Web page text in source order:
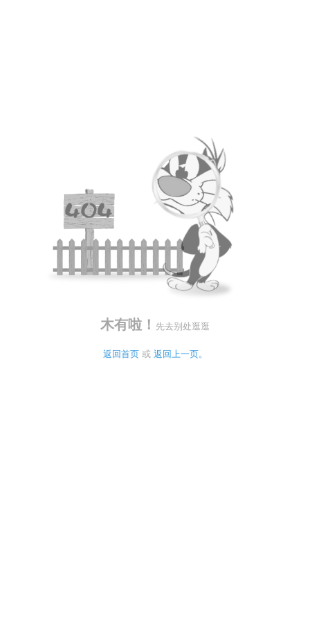
木有啦！ 先去别处逛逛
返回首页 或 返回上一页。